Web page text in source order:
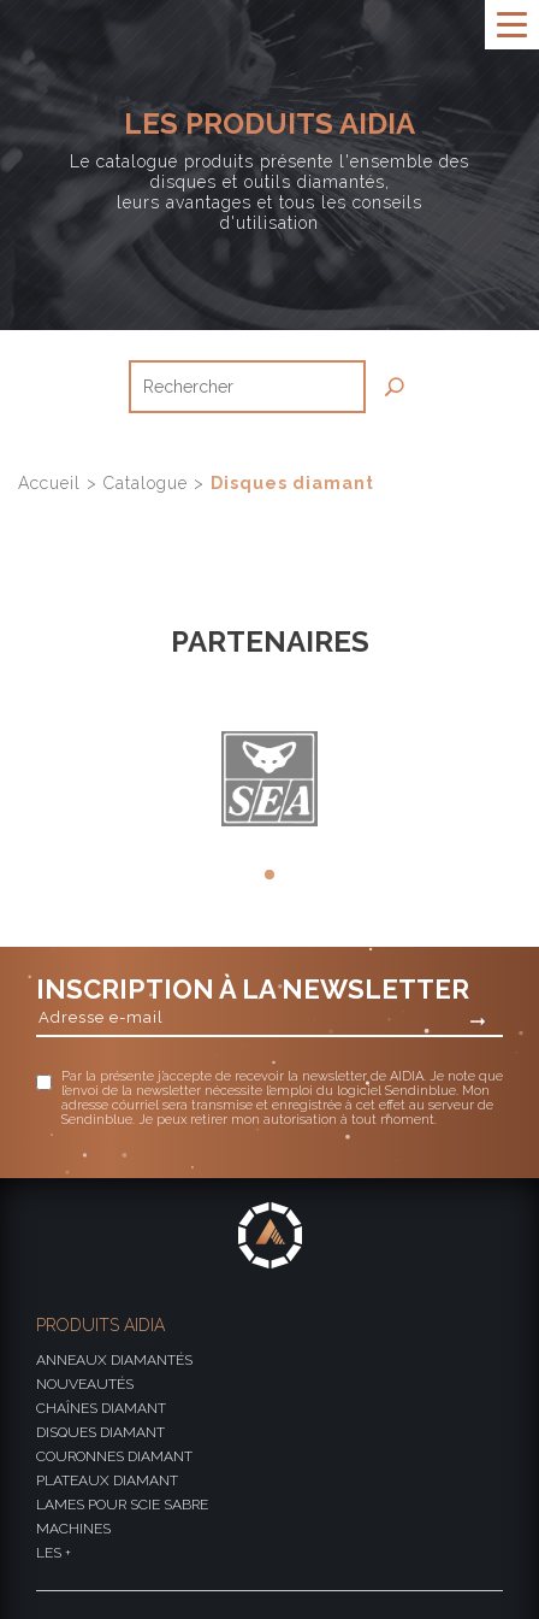
LES PRODUITS AIDIA
Le catalogue produits présente l'ensemble des
disques et outils diamantés,
leurs avantages et tous les conseils
d'utilisation
Accueil > Catalogue > Disques diamant
PARTENAIRES
INSCRIPTION À LA NEWSLETTER
Par la présente j’accepte de recevoir la newsletter de AIDIA. Je note que
l’envoi de la newsletter nécessite l’emploi du logiciel Sendinblue. Mon
adresse courriel sera transmise et enregistrée à cet effet au serveur de
Sendinblue. Je peux retirer mon autorisation à tout moment.
PRODUITS AIDIA
ANNEAUX DIAMANTÉS
NOUVEAUTÉS
CHAÎNES DIAMANT
DISQUES DIAMANT
COURONNES DIAMANT
PLATEAUX DIAMANT
LAMES POUR SCIE SABRE
MACHINES
LES +